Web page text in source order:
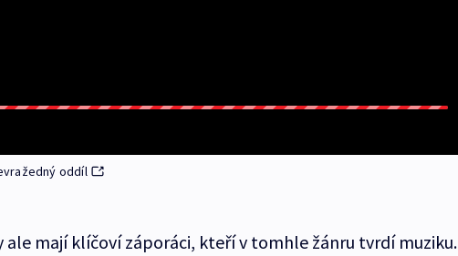
oddíl
ale mají klíčoví záporáci, kteří v tomhle žánru tvrdí muziku.